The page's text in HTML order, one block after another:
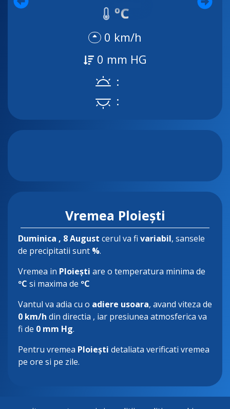
ºC
0 km/h
0 mm HG
:
:
Vremea Ploiești
Duminica , 8 August cerul va fi variabil, sansele
de precipitatii sunt %.
Vremea in Ploiești are o temperatura minima de
ºC si maxima de ºC
Vantul va adia cu o adiere usoara, avand viteza de
0 km/h din directia , iar presiunea atmosferica va
fi de 0 mm Hg.
Pentru vremea Ploiești detaliata verificati vremea
pe ore si pe zile.